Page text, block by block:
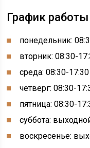
График работы
понедельник:
вторник: 08:30-
среда: 08:30-
четверг: 08:30-
пятница: 08:30-
суббота:
воскресенье: